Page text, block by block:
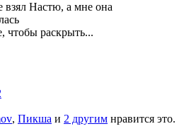
взял Настю, а мне она
чтобы раскрыть...
, Пикша и 2 другим нравится это.